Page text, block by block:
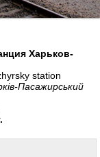
Харьков-
station
Пасажирський